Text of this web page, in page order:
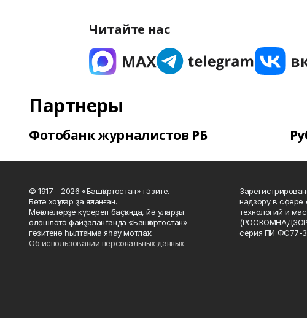
Читайте нас
Партнеры
Фотобанк журналистов РБ
© 1917 - 2026 «Башҡортостан» гәзите.
Бөтә хоҡуҡтар ҙа яҡланған.
Мәҡәләләрҙе күсереп баҫҡанда, йә уларҙы
өлөшләтә файҙаланғанда «Башҡортостан»
гәзитенә һылтанма яһау мотлаҡ.
Об использовании персональных данных
надзору в сфере
технологий и
серия ПИ ФС77-